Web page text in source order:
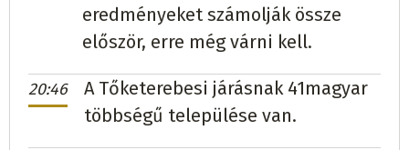
eredményeket számolják össze
először, erre még várni kell.
20:46
A Tőketerebesi járásnak 41magyar
többségű települése van.